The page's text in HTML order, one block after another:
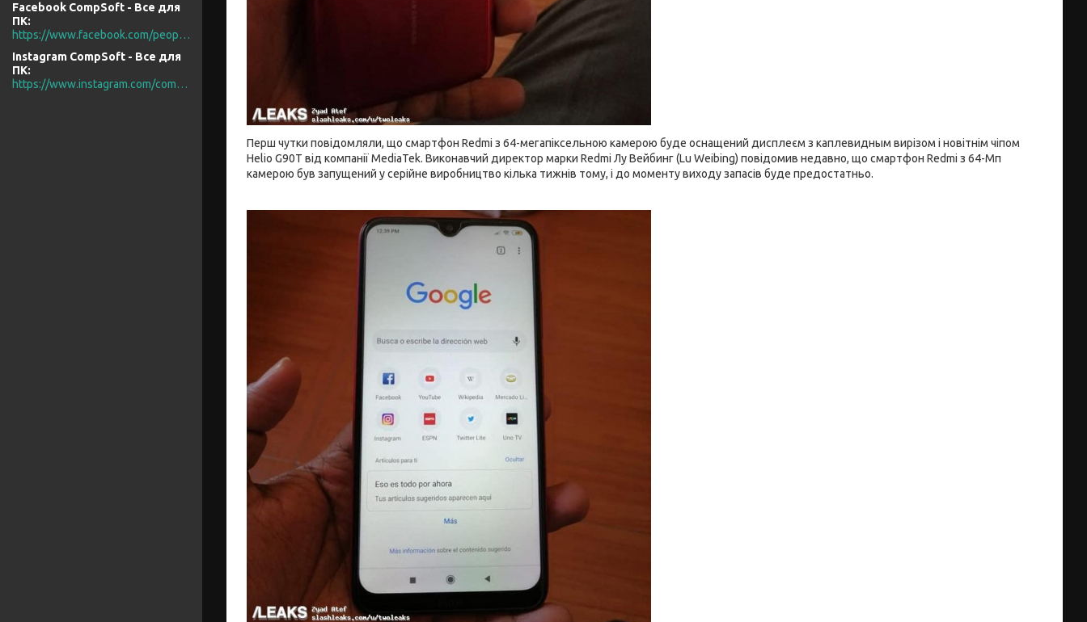
Перш чутки повідомляли, що смартфон Redmi з 64-мегапіксельною камерою буде оснащений дисплеєм з каплевидным вирізом і новітнім чіпом
Helio G90T від компанії MediaTek. Виконавчий директор марки Redmi Лу Вейбинг (Lu Weibing) повідомив недавно, що смартфон Redmi з 64-Мп
камерою був запущений у серійне виробництво кілька тижнів тому, і до моменту виходу запасів буде предостатньо.
Facebook CompSoft - Все для
ПК
https://www.facebook.com/people/CompSoft-Все-для-ПК/61573976796581/
Instagram CompSoft - Все для
ПК
https://www.instagram.com/compsoft.ua/